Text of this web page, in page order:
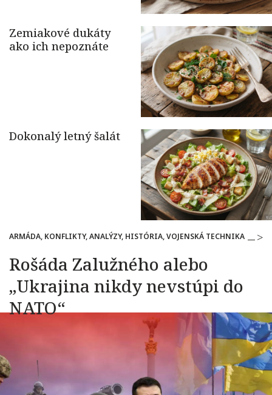
ARMÁDA, KONFLIKTY, ANALÝZY, HISTÓRIA, VOJENSKÁ TECHNIKA